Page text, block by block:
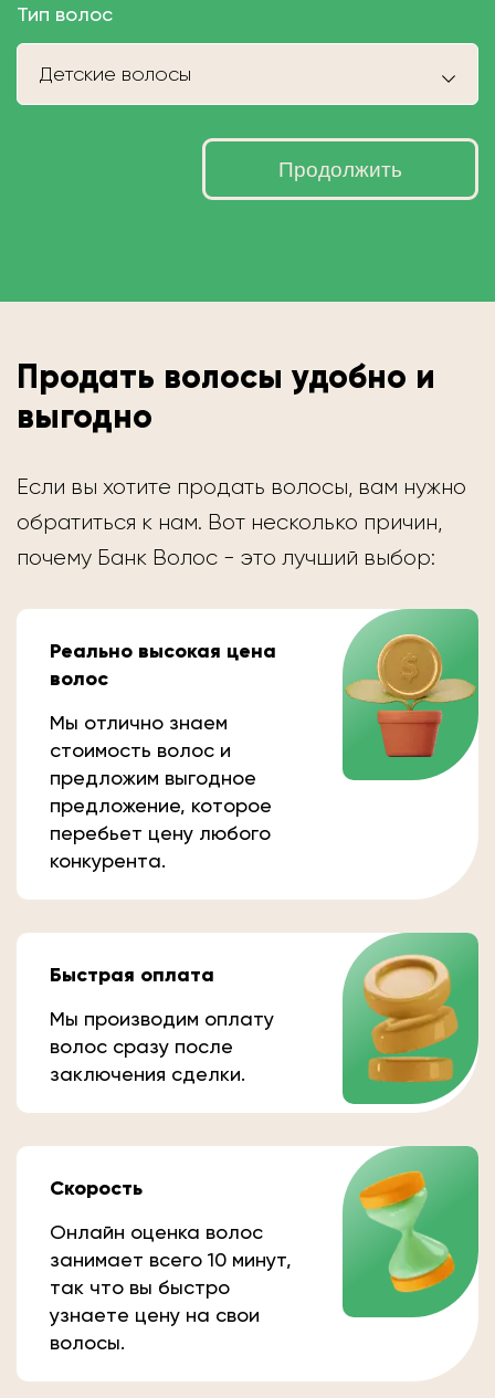
Тип волос
Детские волосы
Продолжить
Продать волосы удобно и
выгодно
Если вы хотите продать волосы, вам нужно
обратиться к нам. Вот несколько причин,
почему Банк Волос - это лучший выбор:
Реально высокая цена
волос
Мы отлично знаем
стоимость волос и
предложим выгодное
предложение, которое
перебьет цену любого
конкурента.
Быстрая оплата
Мы производим оплату
волос сразу после
заключения сделки.
Скорость
Онлайн оценка волос
занимает всего 10 минут,
так что вы быстро
узнаете цену на свои
волосы.